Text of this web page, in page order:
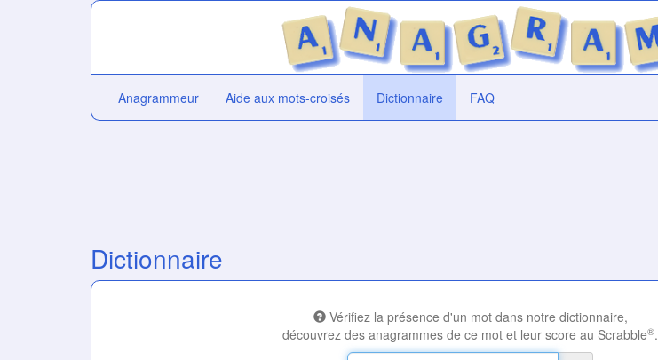
Anagrammeur Aide aux mots-croisés Dictionnaire FAQ
Dictionnaire
Vérifiez la présence d'un mot dans notre dictionnaire,
découvrez des anagrammes de ce mot et leur score au Scrabble®.